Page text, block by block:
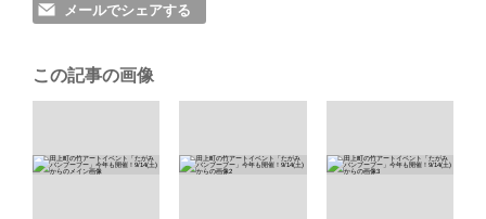
メールでシェアする
この記事の画像